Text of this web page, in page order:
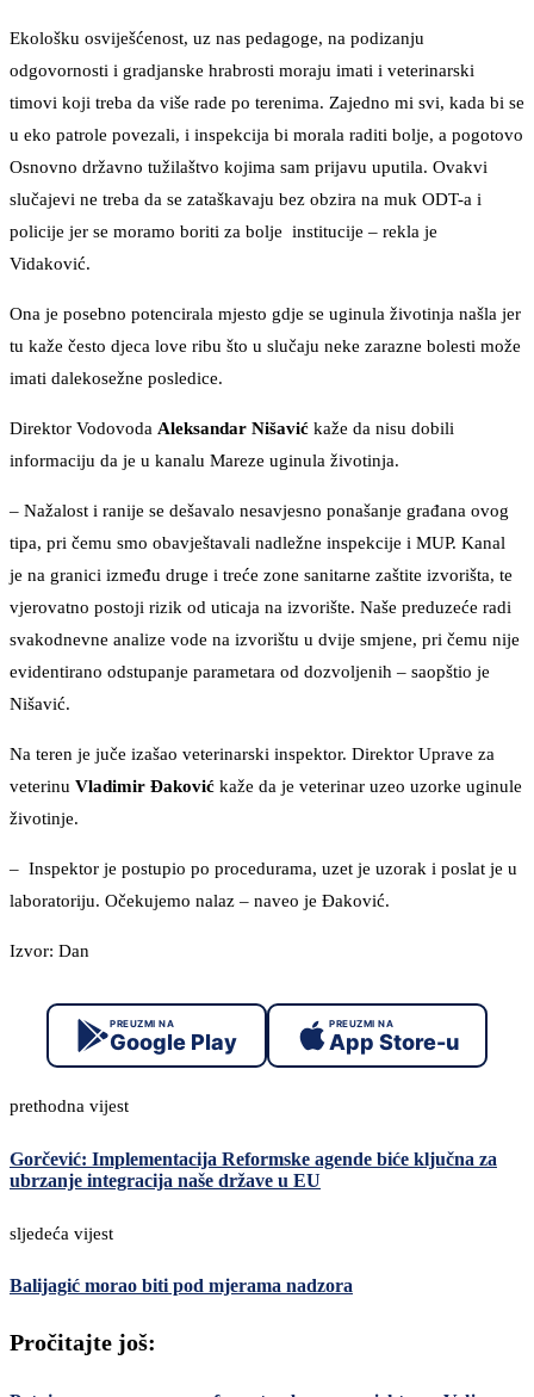
Ekološku osviješćenost, uz nas pedagoge, na podizanju
odgovornosti i gradjanske hrabrosti moraju imati i veterinarski
timovi koji treba da više rade po terenima. Zajedno mi svi, kada bi se
u eko patrole povezali, i inspekcija bi morala raditi bolje, a pogotovo
Osnovno državno tužilaštvo kojima sam prijavu uputila. Ovakvi
slučajevi ne treba da se zataškavaju bez obzira na muk ODT-a i
policije jer se moramo boriti za bolje institucije – rekla je
Vidaković.
Ona je posebno potencirala mjesto gdje se uginula životinja našla jer
tu kaže često djeca love ribu što u slučaju neke zarazne bolesti može
imati dalekosežne posledice.
Direktor Vodovoda Aleksandar Nišavić kaže da nisu dobili
informaciju da je u kanalu Mareze uginula životinja.
– Nažalost i ranije se dešavalo nesavjesno ponašanje građana ovog
tipa, pri čemu smo obavještavali nadležne inspekcije i MUP. Kanal
je na granici između druge i treće zone sanitarne zaštite izvorišta, te
vjerovatno postoji rizik od uticaja na izvorište. Naše preduzeće radi
svakodnevne analize vode na izvorištu u dvije smjene, pri čemu nije
evidentirano odstupanje parametara od dozvoljenih – saopštio je
Nišavić.
Na teren je juče izašao veterinarski inspektor. Direktor Uprave za
veterinu Vladimir Đaković kaže da je veterinar uzeo uzorke uginule
životinje.
– Inspektor je postupio po procedurama, uzet je uzorak i poslat je u
laboratoriju. Očekujemo nalaz – naveo je Đaković.
Izvor: Dan
PREUZMI NA
Google Play
PREUZMI NA
App Store-u
prethodna vijest
Gorčević: Implementacija Reformske agende biće ključna za
ubrzanje integracija naše države u EU
sljedeća vijest
Balijagić morao biti pod mjerama nadzora
Pročitajte još: